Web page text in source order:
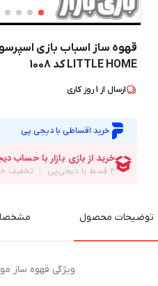
LITTLE HOME کد 1008
ارسال از 1روز کاری
خرید اقساطی با دیجی پی
توضیحات محصول
ویژگی قهوه ساز